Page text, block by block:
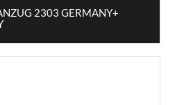
2303 GERMANY+